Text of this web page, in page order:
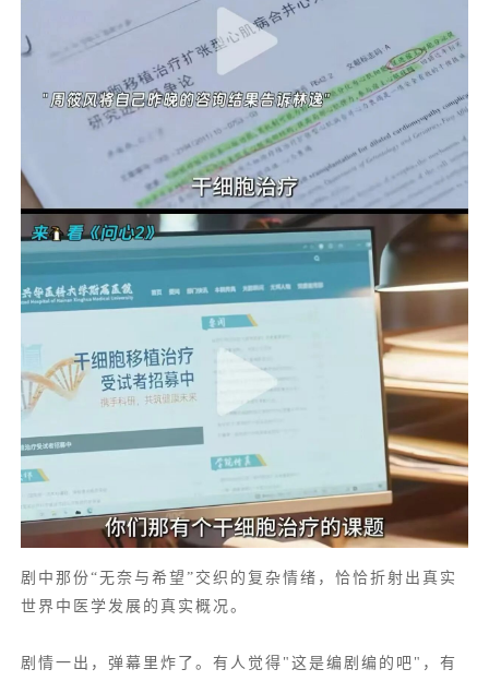
剧中那份“无奈与希望”交织的复杂情绪，恰恰折射出真实
世界中医学发展的真实概况。
剧情一出，弹幕里炸了。有人觉得"这是编剧编的吧"，有